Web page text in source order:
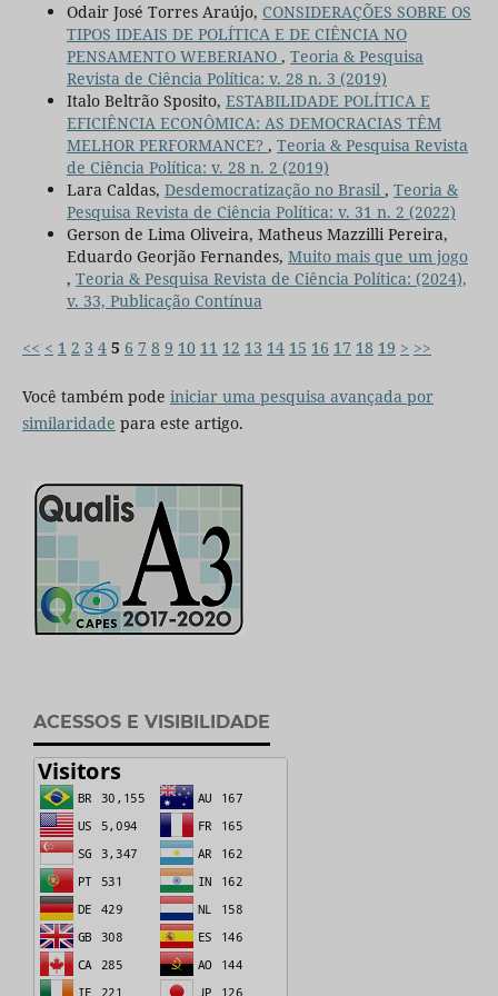
Odair José Torres Araújo, CONSIDERAÇÕES SOBRE OS
TIPOS IDEAIS DE POLÍTICA E DE CIÊNCIA NO
PENSAMENTO WEBERIANO , Teoria & Pesquisa
Revista de Ciência Política: v. 28 n. 3 (2019)
Italo Beltrão Sposito, ESTABILIDADE POLÍTICA E
EFICIÊNCIA ECONÔMICA: AS DEMOCRACIAS TÊM
MELHOR PERFORMANCE? , Teoria & Pesquisa Revista
de Ciência Política: v. 28 n. 2 (2019)
Lara Caldas, Desdemocratização no Brasil , Teoria &
Pesquisa Revista de Ciência Política: v. 31 n. 2 (2022)
Gerson de Lima Oliveira, Matheus Mazzilli Pereira,
Eduardo Georjão Fernandes, Muito mais que um jogo
, Teoria & Pesquisa Revista de Ciência Política: (2024),
v. 33, Publicação Contínua
<< < 1 2 3 4 5 6 7 8 9 10 11 12 13 14 15 16 17 18 19 > >>
Você também pode iniciar uma pesquisa avançada por
similaridade para este artigo.
ACESSOS E VISIBILIDADE